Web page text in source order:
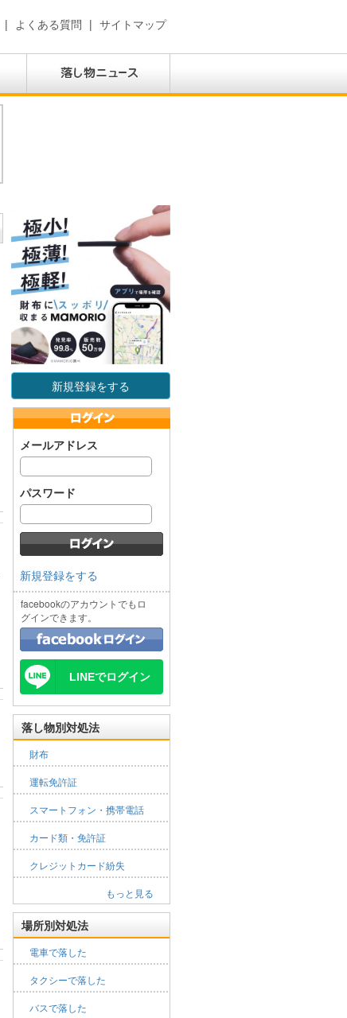
| よくある質問 | サイトマップ
新規登録をする
メールアドレス
パスワード
新規登録をする
facebookのアカウントでもロ
グインできます。
LINEでログイン
落し物別対処法
財布
運転免許証
スマートフォン・携帯電話
カード類・免許証
クレジットカード紛失
もっと見る
場所別対処法
電車で落した
タクシーで落した
バスで落した